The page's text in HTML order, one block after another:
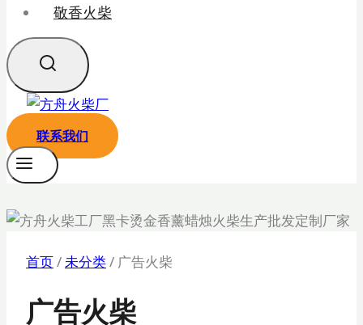
敬香火柴
联系我们
首页/未分类/ 广告火柴
广告火柴